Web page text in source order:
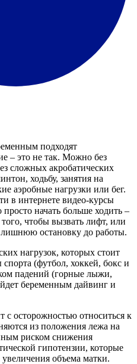
подходят
– это не так. Можно без
сложных акробатических
ходьбу, занятия на
аэробные нагрузки или бег.
в интернете видео-курсы
начать больше ходить –
чтобы вызвать лифт, или
лишнюю остановку до работы.
нагрузок, которых стоит
(футбол, хоккей, бокс и
падений (горные лыжи,
беременным дайвинг и
с осторожностью относиться к
из положения лежа на
риском снижения
гипотензии, которые
увеличения объема матки.